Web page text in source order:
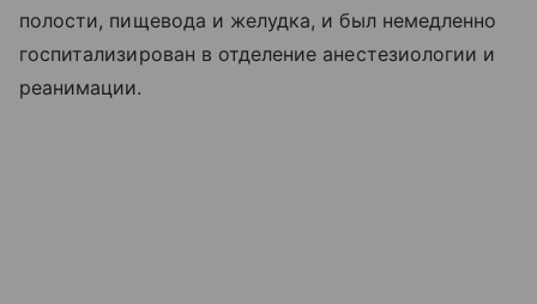
полости, пищевода и желудка, и был немедленно
госпитализирован в отделение анестезиологии и
реанимации.